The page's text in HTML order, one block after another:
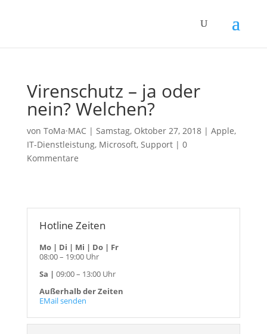
Virenschutz – ja oder
nein? Welchen?
von ToMa·MAC| Samstag, Oktober 27, 2018| Apple,
IT-Dienstleistung, Microsoft, Support| 0
Kommentare
Hotline Zeiten
Mo | Di | Mi | Do | Fr
08:00 – 19:00 Uhr
Sa | 09:00 – 13:00 Uhr
Außerhalb der Zeiten
EMail senden